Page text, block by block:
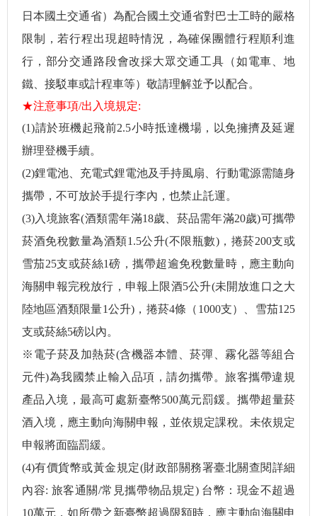
日本國土交通省）為配合國土交通省對巴士工時的嚴格
限制，若行程出現超時情況，為確保團體行程順利進
行，部分交通路段會改採大眾交通工具（如電車、地
鐵、接駁車或計程車等）敬請理解並予以配合。
★注意事項/出入境規定:
(1)請於班機起飛前2.5小時抵達機場，以免擁擠及延遲
辦理登機手續。
(2)鋰電池、充電式鋰電池及手持風扇、行動電源需隨身
攜帶，不可放於手提行李內，也禁止託運。
(3)入境旅客(酒類需年滿18歲、菸品需年滿20歲)可攜帶
菸酒免稅數量為酒類1.5公升(不限瓶數)，捲菸200支或
雪茄25支或菸絲1磅，攜帶超逾免稅數量時，應主動向
海關申報完稅放行，申報上限酒5公升(未開放進口之大
陸地區酒類限量1公升)，捲菸4條（1000支）、雪茄125
支或菸絲5磅以內。
※電子菸及加熱菸(含機器本體、菸彈、霧化器等組合
元件)為我國禁止輸入品項，請勿攜帶。旅客攜帶違規
產品入境，最高可處新臺幣500萬元罰鍰。攜帶超量菸
酒入境，應主動向海關申報，並依規定課稅。未依規定
申報將面臨罰緩。
(4)有價貨幣或黃金規定(財政部關務署臺北關查閱詳細
內容: 旅客通關/常見攜帶物品規定) 台幣：現金不超過
10萬元，如所帶之新臺幣超過限額時，應主動向海關申